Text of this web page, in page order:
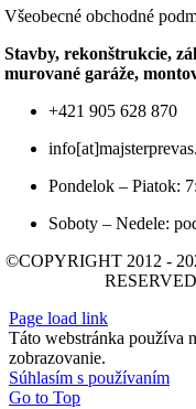
Všeobecné obchodné
Stavby, rekonštrukcie,
murované garáže,
+421 905 628 870
Pondelok – Piatok:
Soboty – Nedele:
©COPYRIGHT 2012 -
Page load link
Táto webstránka používa
zobrazovanie.
Súhlasím s používaním
Go to Top